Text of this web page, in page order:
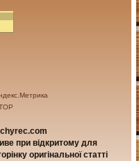
при відкритому для
оригінальної статті